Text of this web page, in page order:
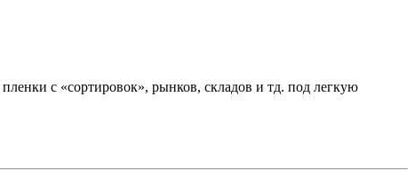
с «сортировок», рынков, складов и тд. под легкую